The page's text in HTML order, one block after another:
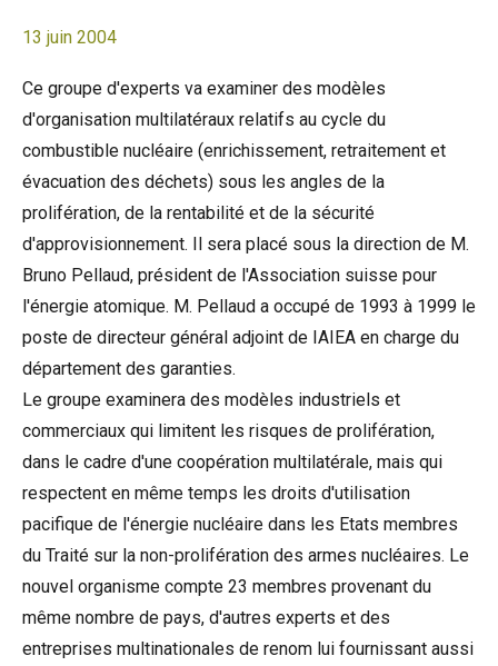
13 juin 2004
Ce groupe d'experts va examiner des modèles
d'organisation multilatéraux relatifs au cycle du
combustible nucléaire (enrichissement, retraitement et
évacuation des déchets) sous les angles de la
prolifération, de la rentabilité et de la sécurité
d'approvisionnement. Il sera placé sous la direction de M.
Bruno Pellaud, président de l'Association suisse pour
l'énergie atomique. M. Pellaud a occupé de 1993 à 1999 le
poste de directeur général adjoint de IAIEA en charge du
département des garanties.
Le groupe examinera des modèles industriels et
commerciaux qui limitent les risques de prolifération,
dans le cadre d'une coopération multilatérale, mais qui
respectent en même temps les droits d'utilisation
pacifique de l'énergie nucléaire dans les Etats membres
du Traité sur la non-prolifération des armes nucléaires. Le
nouvel organisme compte 23 membres provenant du
même nombre de pays, d'autres experts et des
entreprises multinationales de renom lui fournissant aussi